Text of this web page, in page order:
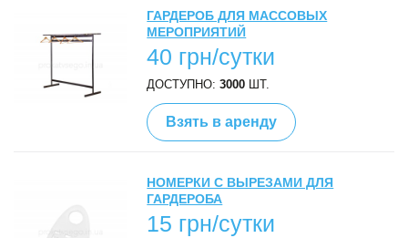
ГАРДЕРОБ ДЛЯ МАССОВЫХ
МЕРОПРИЯТИЙ
40 грн/сутки
ДОСТУПНО:3000 ШТ.
Взять в аренду
НОМЕРКИ С ВЫРЕЗАМИ ДЛЯ
ГАРДЕРОБА
15 грн/сутки